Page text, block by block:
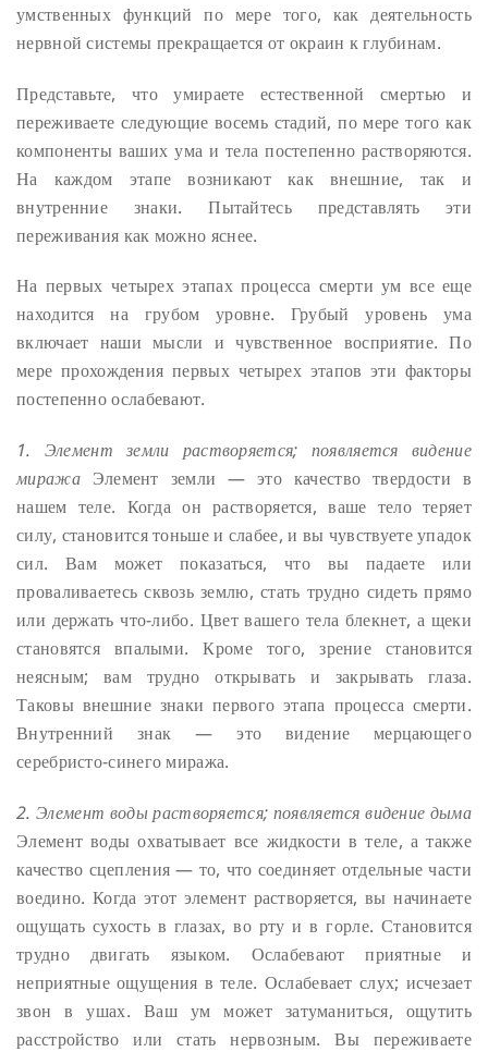
умственных функций по мере того, как деятельность
нервной системы прекращается от окраин к глубинам.
Представьте, что умираете естественной смертью и
переживаете следующие восемь стадий, по мере того как
компоненты ваших ума и тела постепенно растворяются.
На каждом этапе возникают как внешние, так и
внутренние знаки. Пытайтесь представлять эти
переживания как можно яснее.
На первых четырех этапах процесса смерти ум все еще
находится на грубом уровне. Грубый уровень ума
включает наши мысли и чувственное восприятие. По
мере прохождения первых четырех этапов эти факторы
постепенно ослабевают.
1. Элемент земли растворяется; появляется видение
миражаЭлемент земли — это качество твердости в
нашем теле. Когда он растворяется, ваше тело теряет
силу, становится тоньше и слабее, и вы чувствуете упадок
сил. Вам может показаться, что вы падаете или
проваливаетесь сквозь землю, стать трудно сидеть прямо
или держать что-либо. Цвет вашего тела блекнет, а щеки
становятся впалыми. Кроме того, зрение становится
неясным; вам трудно открывать и закрывать глаза.
Таковы внешние знаки первого этапа процесса смерти.
Внутренний знак — это видение мерцающего
серебристо-синего миража.
2. Элемент воды растворяется; появляется видение дыма
Элемент воды охватывает все жидкости в теле, а также
качество сцепления — то, что соединяет отдельные части
воедино. Когда этот элемент растворяется, вы начинаете
ощущать сухость в глазах, во рту и в горле. Становится
трудно двигать языком. Ослабевают приятные и
неприятные ощущения в теле. Ослабевает слух; исчезает
звон в ушах. Ваш ум может затуманиться, ощутить
расстройство или стать нервозным. Вы переживаете